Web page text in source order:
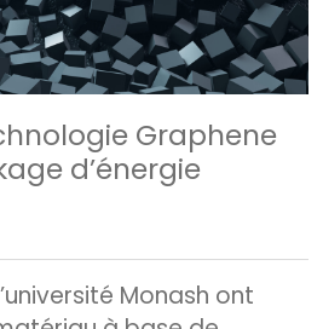
Graphene
d’énergie
Monash ont